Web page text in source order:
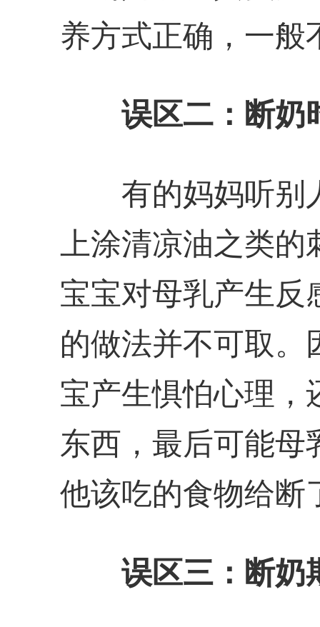
养方式正确，一般
误区二：断奶
有的妈妈听别
上涂清凉油之类
宝宝对母乳产生反
的做法并不可取。
宝产生惧怕心理，
东西，最后可能母
他该吃的食物给断
误区三：断奶